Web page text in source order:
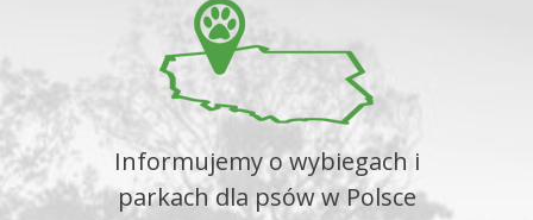
Informujemy o wybiegach i
parkach dla psów w Polsce